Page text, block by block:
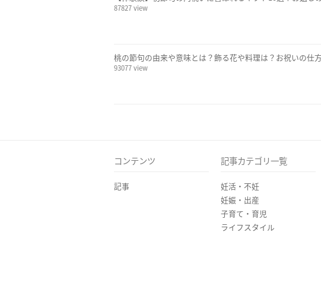
87827 view
桃の節句の由来や意味とは？飾る花や料理は？お祝いの仕
93077 view
コンテンツ
記事
記事カテゴリ一覧
妊活・不妊
妊娠・出産
子育て・育児
ライフスタイル